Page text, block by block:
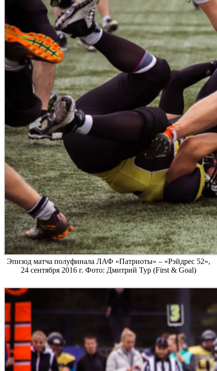
Эпизод матча полуфинала ЛАФ «Патриоты» – «Рэйдрес 52»,
24 сентября 2016 г. Фото: Дмитрий Тур (First & Goal)